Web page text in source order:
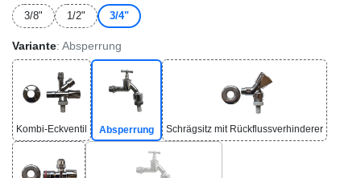
3/8" 1/2" 3/4"
Variante: Absperrung
Kombi-Eckventil Absperrung Schrägsitz mit Rückflussverhinderer